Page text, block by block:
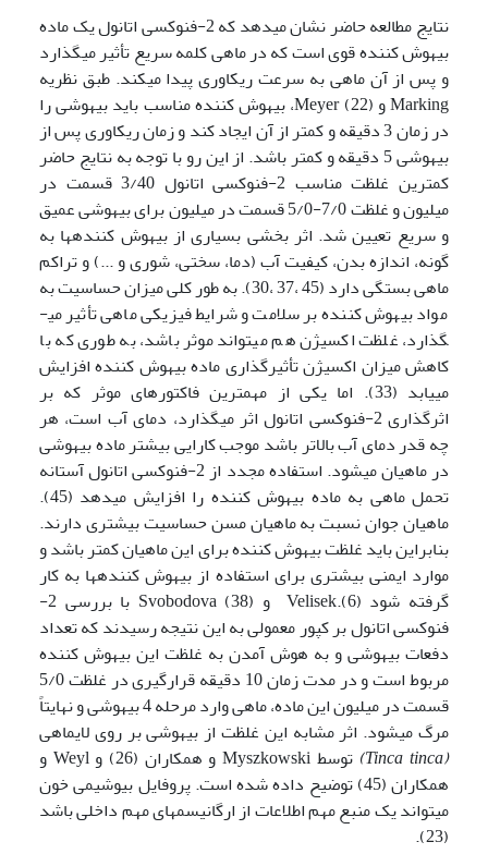
نتایج مطالعه حاضر نشان می­دهد که 2-فنوکسی اتانول یک ماده
بیهوش کننده­ قوی است که در ماهی کلمه سریع تأثیر می­گذارد
و پس از آن ماهی به سرعت ریکاوری پیدا می­کند. طبق نظریه
Marking و Meyer (22)، بیهوش کننده مناسب باید بیهوشی را
در زمان 3 دقیقه و کمتر از آن ایجاد کند و زمان ریکاوری پس از
بیهوشی 5 دقیقه و کمتر باشد. از این رو با توجه به نتایج حاضر
کمترین غلظت مناسب 2-فنوکسی اتانول 3/40 قسمت در
میلیون و غلظت 7/0-5/0 قسمت در میلیون برای بیهوشی عمیق
و سریع تعیین شد. اثر بخشی بسیاری از بیهوش کننده­ها به
گونه، اندازه بدن، کیفیت آب (دما، سختی، شوری و ...) و تراکم
ماهی بستگی دارد (45 ،37 ،30). به طور کلی میزان حساسیت به
مواد بیهوش کننده بر سلامت و شرایط فیزیکی ماهی تأثیر می­
گذارد، غلظت اکسیژن هم می­تواند موثر باشد، به طوری که با
کاهش میزان اکسیژن تأثیرگذاری ماده بیهوش کننده افزایش
می­یابد (33). اما یکی از مهم­ترین فاکتور­های موثر که بر
اثرگذاری 2-فنوکسی اتانول اثر می­گذارد، دمای آب است، هر
چه قدر دمای آب بالاتر باشد موجب کارایی بیشتر ماده بیهوشی
در ماهیان می­شود. استفاده مجدد از 2-فنوکسی اتانول آستانه
تحمل ماهی به ماده بیهوش کننده را افزایش می­دهد (45).
ماهیان جوان نسبت به ماهیان مسن حساسیت بیشتری دارند.
بنابراین باید غلظت بیهوش کننده برای این ماهیان کمتر باشد و
موارد ایمنی بیشتری برای استفاده از بیهوش کننده­ها به کار
گرفته شود (6).Velisek و Svobodova (38) با بررسی 2-
فنوکسی اتانول بر کپور معمولی به این نتیجه رسیدند که تعداد
دفعات بیهوشی و به هوش آمدن به غلظت این بیهوش کننده
مربوط است و در مدت زمان 10 دقیقه قرارگیری در غلظت 5/0
قسمت در میلیون این ماده، ماهی وارد مرحله 4 بیهوشی و نهایتاً
مرگ می­شود. اثر مشابه این غلظت از بیهوشی بر روی لای­ماهی
(
Tinca tinca
)
توسط Myszkowski و همکاران (26) و Weyl و
همکاران (45) توضیح داده شده است. پروفایل بیوشیمی خون
می­تواند یک منبع مهم اطلاعات از ارگانیسم­های مهم داخلی باشد
(23).